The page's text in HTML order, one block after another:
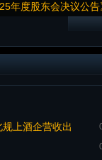
年度股东会决议公
上酒企营收出